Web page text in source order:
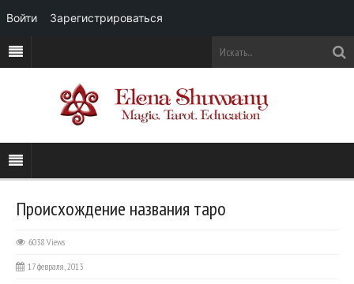
Происхождение названия таро
6038 Views
17 февраля, 2013
Войти Зарегистрироваться